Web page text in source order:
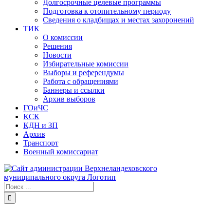
Долгосрочные целевые программы
Подготовка к отопительному периоду
Сведения о кладбищах и местах захоронений
ТИК
О комиссии
Решения
Новости
Избирательные комиссии
Выборы и референдумы
Работа с обращениями
Баннеры и ссылки
Архив выборов
ГОиЧС
КСК
КДН и ЗП
Архив
Транспорт
Военный комиссариат
Результат
поиска: